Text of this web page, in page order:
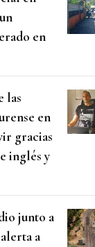
en
las
en
gracias
inglés y
junto a
a